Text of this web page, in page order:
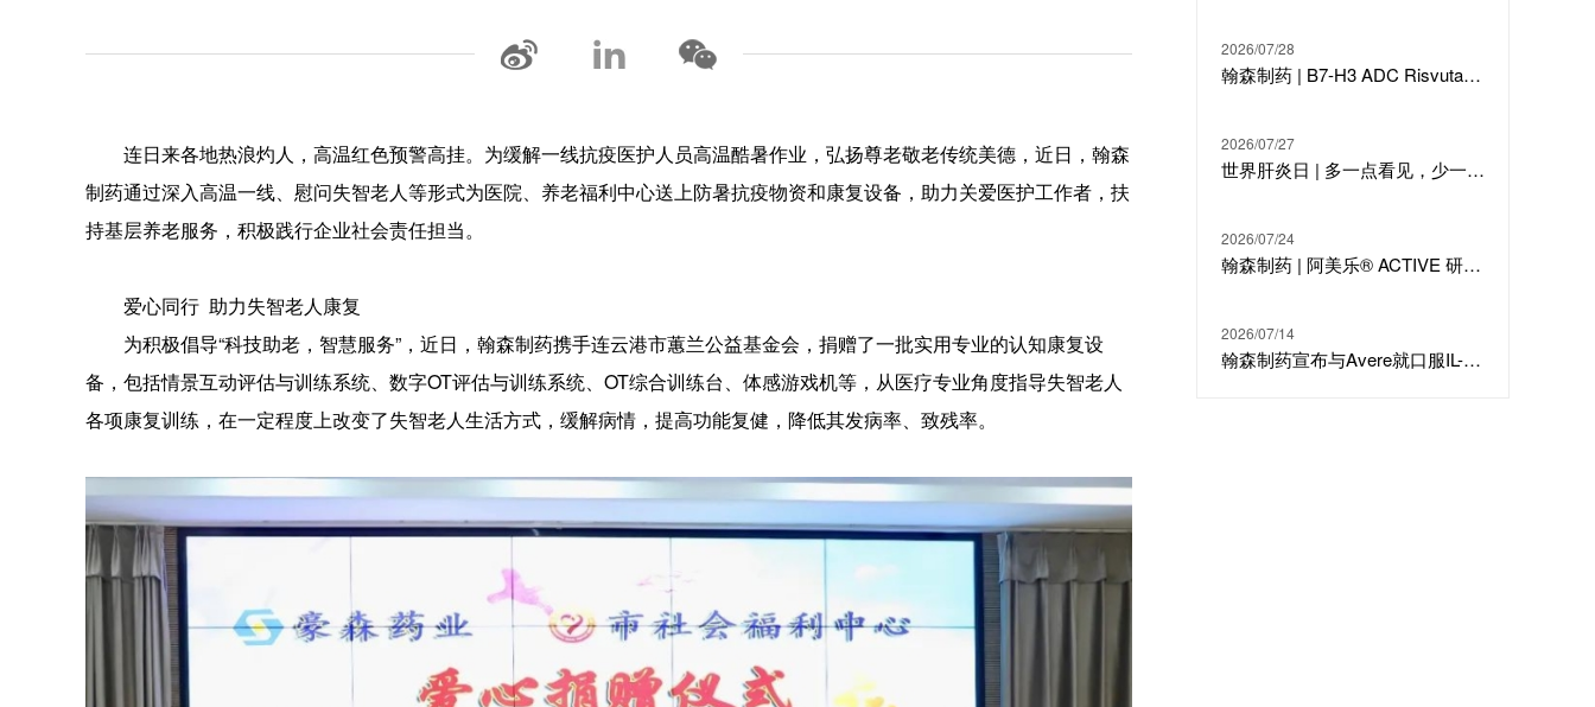
连日来各地热浪灼人，高温红色预警高挂。为缓解一线抗疫医护人员高温酷暑作业，弘扬尊老敬老传统美德，近日，翰森
制药通过深入高温一线、慰问失智老人等形式为医院、养老福利中心送上防暑抗疫物资和康复设备，助力关爱医护工作者，扶
持基层养老服务，积极践行企业社会责任担当。
爱心同行 助力失智老人康复
为积极倡导“科技助老，智慧服务”，近日，翰森制药携手连云港市蕙兰公益基金会，捐赠了一批实用专业的认知康复设
备，包括情景互动评估与训练系统、数字OT评估与训练系统、OT综合训练台、体感游戏机等，从医疗专业角度指导失智老人
各项康复训练，在一定程度上改变了失智老人生活方式，缓解病情，提高功能复健，降低其发病率、致残率。
2026/07/28
翰森制药 | B7-H3 ADC Risvutatug Rezetecan（HS-20093）骨肉瘤III期临床ARTEMIS-011达到IRC-PFS主要终点
2026/07/27
世界肝炎日 | 多一点看见，少一点偏见，科学治疗才是打败乙肝的最强答案
2026/07/24
翰森制药 | 阿美乐® ACTIVE 研究在线发表于国际期刊 JTO
2026/07/14
翰森制药宣布与Avere就口服IL-23候选分子HS-20118达成许可合作及战略投资